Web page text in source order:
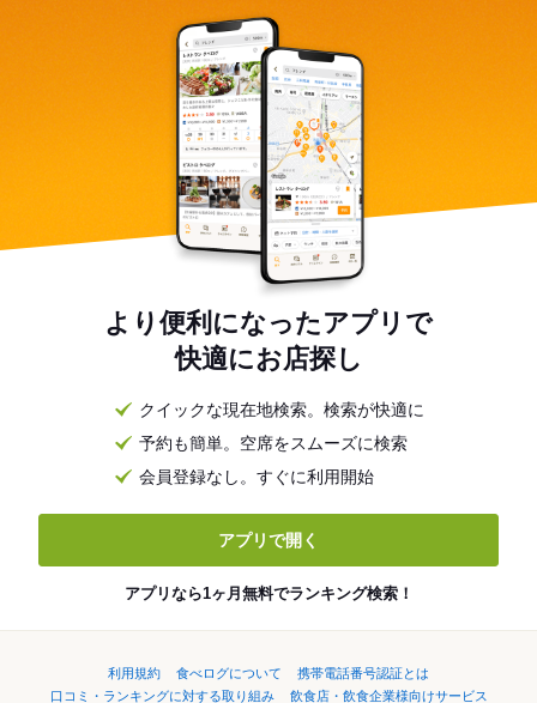
より便利になったアプリで
快適にお店探し
クイックな現在地検索。検索が快適に
予約も簡単。空席をスムーズに検索
会員登録なし。すぐに利用開始
アプリで開く
アプリなら1ヶ月無料でランキング検索！
利用規約 食べログについて
携帯電話番号認証とは
口コミ・ランキングに対する取り組み
飲食店・飲食企業様向けサービス